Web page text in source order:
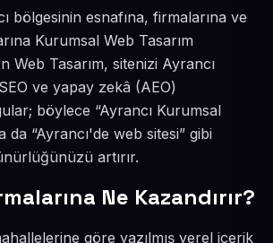
bölgesinin esnafına, firmalarına ve
Kurumsal Web Tasarım
Web Tasarım, sitenizi Ayrancı
ve yapay zekâ (AEO)
böylece “Ayrancı Kurumsal
da “Ayrancı'de web sitesi” gibi
artırır.
Ne Kazandırır?
göre yazılmış yerel içerik